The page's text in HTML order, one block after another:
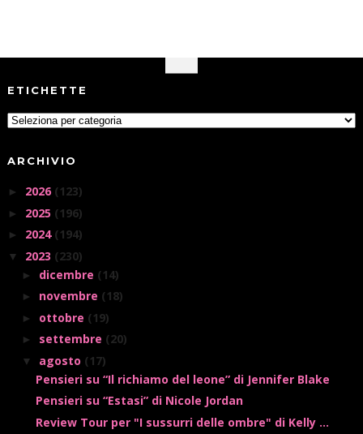
ETICHETTE
ARCHIVIO
► 2026 (123)
► 2025 (196)
► 2024 (194)
▼ 2023 (230)
► dicembre (14)
► novembre (18)
► ottobre (19)
► settembre (20)
▼ agosto (17)
Pensieri su “Il richiamo del leone” di Jennifer Blake
Pensieri su “Estasi” di Nicole Jordan
Review Tour per "I sussurri delle ombre" di Kelly ...